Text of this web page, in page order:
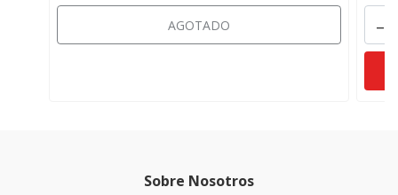
AGOTADO -
Sobre Nosotros